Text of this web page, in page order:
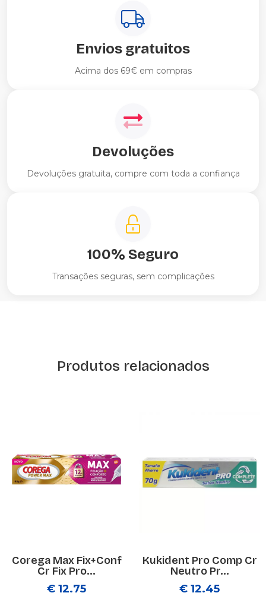
Envios gratuitos
Acima dos 69€ em compras
Devoluções
Devoluções gratuita, compre com toda a confiança
100% Seguro
Transações seguras, sem complicações
Produtos relacionados
Corega Max Fix+Conf
Cr Fix Pro...
€ 12.75
Kukident Pro Comp Cr
Neutro Pr...
€ 12.45